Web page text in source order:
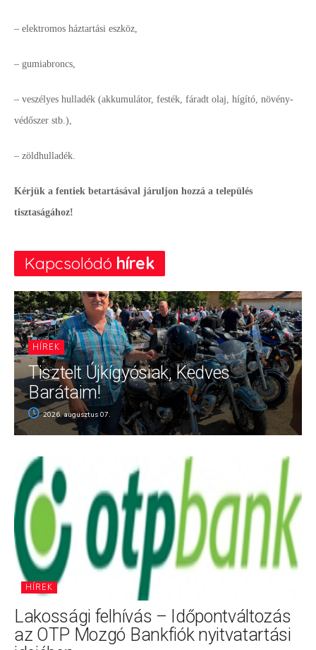
– elektromos háztartási eszköz,
– gumiabroncs,
– veszélyes hulladék (akkumulátor, festék, fáradt olaj, hígító, növény-
védőszer stb.),
– zöldhulladék.
Kérjük a fentiek betartásával járuljon hozzá a település
tisztaságához!
Kapcsolódó hírek
HÍREK
Tisztelt Újkígyósiak, Kedves
Barátaim!
2026. augusztus 07.
HÍREK
Lakossági felhívás – Időpontváltozás
az OTP Mozgó Bankfiók nyitvatartási